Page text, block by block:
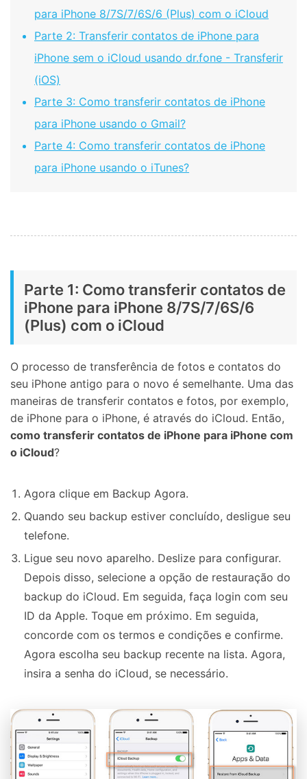
para iPhone 8/7S/7/6S/6 (Plus) com o iCloud
Parte 2: Transferir contatos de iPhone para
iPhone sem o iCloud usando dr.fone - Transferir
(iOS)
Parte 3: Como transferir contatos de iPhone
para iPhone usando o Gmail?
Parte 4: Como transferir contatos de iPhone
para iPhone usando o iTunes?
Parte 1: Como transferir contatos de
iPhone para iPhone 8/7S/7/6S/6
(Plus) com o iCloud
O processo de transferência de fotos e contatos do
seu iPhone antigo para o novo é semelhante. Uma das
maneiras de transferir contatos e fotos, por exemplo,
de iPhone para o iPhone, é através do iCloud. Então,
como transferir contatos de iPhone para iPhone com
o iCloud?
Agora clique em Backup Agora.
Quando seu backup estiver concluído, desligue seu
telefone.
Ligue seu novo aparelho. Deslize para configurar.
Depois disso, selecione a opção de restauração do
backup do iCloud. Em seguida, faça login com seu
ID da Apple. Toque em próximo. Em seguida,
concorde com os termos e condições e confirme.
Agora escolha seu backup recente na lista. Agora,
insira a senha do iCloud, se necessário.